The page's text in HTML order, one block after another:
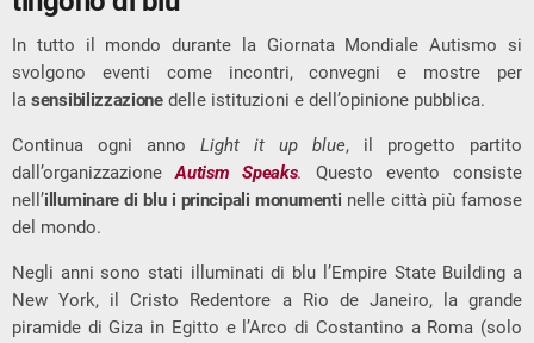
In tutto il mondo durante la Giornata Mondiale Autismo si
svolgono eventi come incontri, convegni e mostre per
la sensibilizzazionedelle istituzioni e dell’opinione pubblica.
Continua ogni anno Light it up blue, il progetto partito
dall’organizzazioneAutism Speaks. Questo evento consiste
nell’illuminare di blu i principali monumenti nelle città più famose
del mondo.
Negli anni sono stati illuminati di blu l’Empire State Building a
New York, il Cristo Redentore a Rio de Janeiro, la grande
piramide di Giza in Egitto e l’Arco di Costantino a Roma (solo